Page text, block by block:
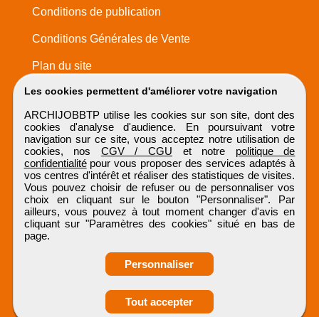
Obtenir ses
Les cookies permettent d'améliorer votre navigation
ARCHIJOBBTP utilise les cookies sur son site, dont des
cookies d'analyse d'audience. En poursuivant votre
navigation sur ce site, vous acceptez notre utilisation de
cookies, nos CGV / CGU et notre politique de
confidentialitépour vous proposer des services adaptés à
vos centres d'intérêt et réaliser des statistiques de visites.
Vous pouvez choisir de refuser ou de personnaliser vos
choix en cliquant sur le bouton "Personnaliser". Par
ailleurs, vous pouvez à tout moment changer d'avis en
cliquant sur "Paramètres des cookies" situé en bas de
page.
Personnaliser
Tout accepter
Conditions de publication
Conditions Générales de Vente
Plan du site
ARCHIJOBBTP